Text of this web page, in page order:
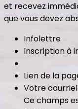
et recevez
que vous devez
Infolettre
Inscription à
Lien de la
Votre courriel
Ce champs